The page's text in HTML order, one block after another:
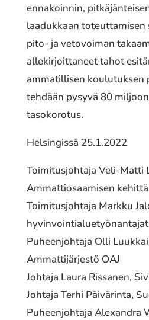
ennakoinnin,
laadukkaan toteuttamisen
pito- ja vetovoiman
allekirjoittaneet tahot
ammatillisen koulutuksen
tehdään pysyvä 80
tasokorotus.
Helsingissä 25.1.2022
Toimitusjohtaja Veli-Matti
Ammattiosaamisen
Toimitusjohtaja Markku
hyvinvointialuetyönantajat
Puheenjohtaja Olli
Ammattijärjestö OAJ
Johtaja Laura Rissanen,
Johtaja Terhi Päivärinta,
Puheenjohtaja Alexandra